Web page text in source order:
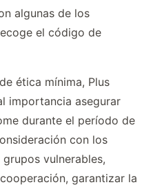
algunas de los
el código de
ética mínima, Plus
importancia asegurar
durante el período de
con los
vulnerables,
garantizar la